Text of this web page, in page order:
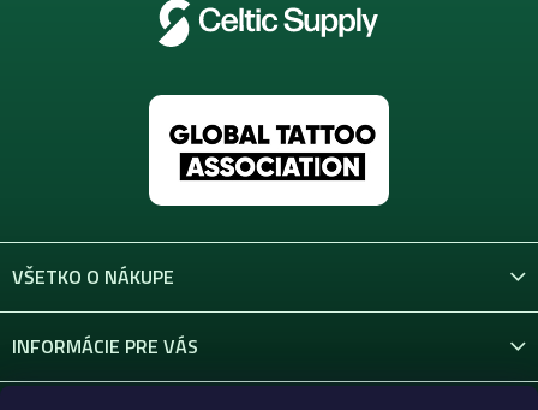
VŠETKO O NÁKUPE
INFORMÁCIE PRE VÁS